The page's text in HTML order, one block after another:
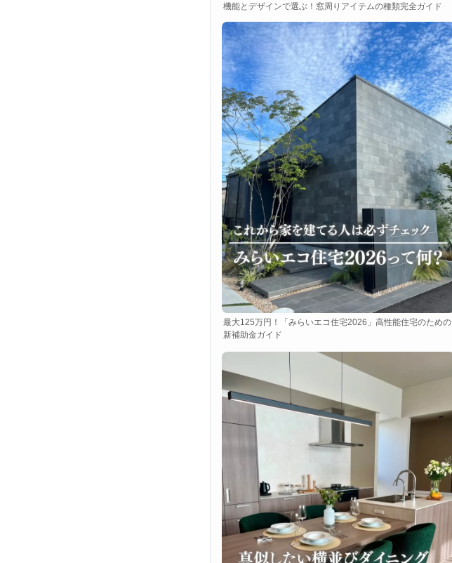
機能とデザインで選ぶ！窓周りアイテムの種類完全ガイド
最大125万円！「みらいエコ住宅2026」高性能住宅のための
新補助金ガイド